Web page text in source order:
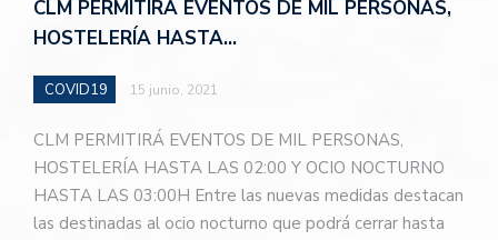
CLM PERMITIRÁ EVENTOS DE MIL PERSONAS,
HOSTELERÍA HASTA…
COVID19 15 junio, 2021
CLM PERMITIRÁ EVENTOS DE MIL PERSONAS,
HOSTELERÍA HASTA LAS 02:00 Y OCIO NOCTURNO
HASTA LAS 03:00H Entre las nuevas medidas destacan
las destinadas al ocio nocturno que podrá cerrar hasta